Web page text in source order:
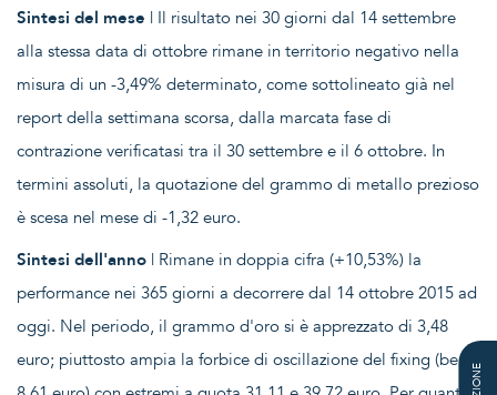
Sintesi del mese | Il risultato nei 30 giorni dal 14 settembre
alla stessa data di ottobre rimane in territorio negativo nella
misura di un -3,49% determinato, come sottolineato già nel
report della settimana scorsa, dalla marcata fase di
contrazione verificatasi tra il 30 settembre e il 6 ottobre. In
termini assoluti, la quotazione del grammo di metallo prezioso
è scesa nel mese di -1,32 euro.
Sintesi dell'anno | Rimane in doppia cifra (+10,53%) la
performance nei 365 giorni a decorrere dal 14 ottobre 2015 ad
oggi. Nel periodo, il grammo d'oro si è apprezzato di 3,48
euro; piuttosto ampia la forbice di oscillazione del fixing (ben